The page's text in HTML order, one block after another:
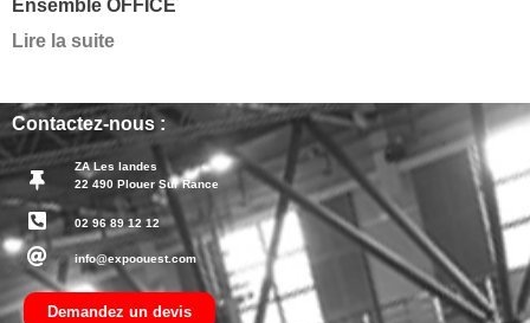
Ensemble OFFICE
Lire la suite
Contactez-nous :
ZA Les landes
22 490 Plouer Sur Rance
02 96 89 12 12
info@expoouest.com
Demandez un devis